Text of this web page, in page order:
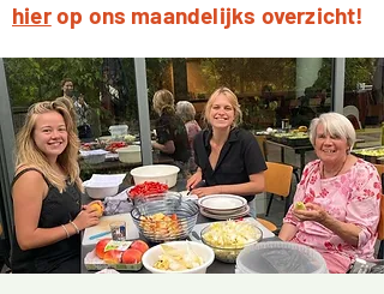
hierop ons maandelijks overzicht!